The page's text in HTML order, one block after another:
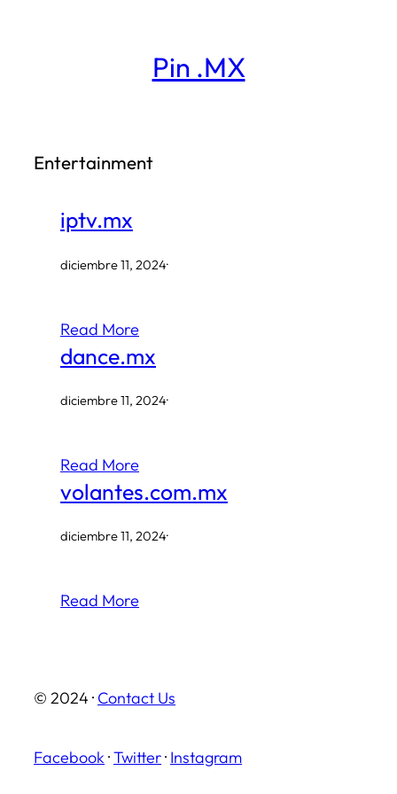
Pin .MX
Entertainment
iptv.mx
diciembre 11, 2024·
Read More
dance.mx
diciembre 11, 2024·
Read More
volantes.com.mx
diciembre 11, 2024·
Read More
© 2024 · Contact Us
Facebook ·Twitter· Instagram